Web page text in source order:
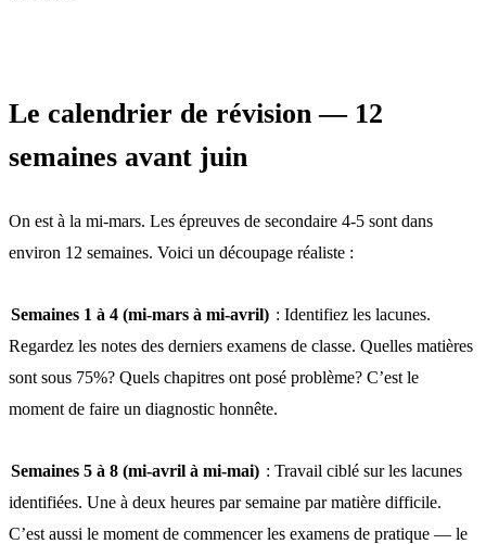
Le calendrier de révision — 12
semaines avant juin
On est à la mi-mars. Les épreuves de secondaire 4-5 sont dans
environ 12 semaines. Voici un découpage réaliste :
Semaines 1 à 4 (mi-mars à mi-avril) : Identifiez les lacunes.
Regardez les notes des derniers examens de classe. Quelles matières
sont sous 75%? Quels chapitres ont posé problème? C’est le
moment de faire un diagnostic honnête.
Semaines 5 à 8 (mi-avril à mi-mai) : Travail ciblé sur les lacunes
identifiées. Une à deux heures par semaine par matière difficile.
C’est aussi le moment de commencer les examens de pratique — le